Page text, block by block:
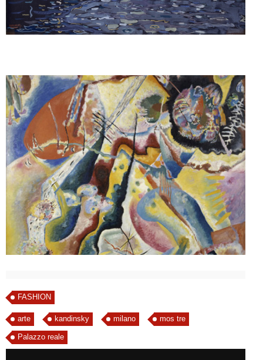
FASHION
arte kandinsky milano mos tre
Palazzo reale